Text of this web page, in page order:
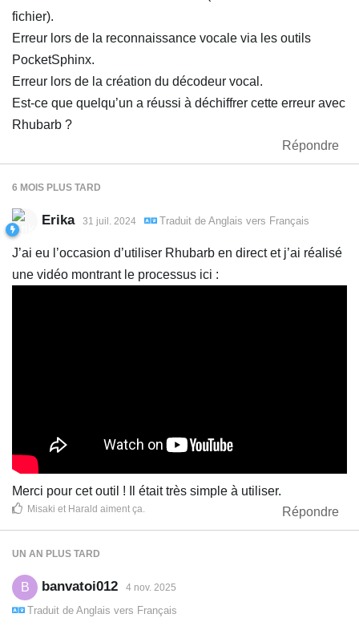
fichier).
Erreur lors de la reconnaissance vocale via les outils
PocketSphinx.
Erreur lors de la création du décodeur vocal.
Est-ce que quelqu’un a réussi à déchiffrer cette erreur avec
Rhubarb ?
Répondre
6 MOIS PLUS TARD
Erika 31 juil. 2024 Traduit de Anglais vers Français
J’ai eu l’occasion d’utiliser Rhubarb en direct et j’ai réalisé
une vidéo montrant le processus ici :
Merci pour cet outil ! Il était très simple à utiliser.
Répondre
Misaki et Harald aiment ça
UN AN PLUS TARD
B banvatoi012 4 nov. 2025
Traduit de Anglais vers Français